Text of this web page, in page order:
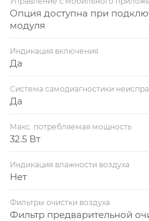
Опция доступна при
модуля
Индикация включения
Да
Система самодиагностики
Да
Макс. потребляемая мощность
32.5 Вт
Индикация влажности воздуха
Нет
Фильтры очистки воздуха
Фильтр предварительной